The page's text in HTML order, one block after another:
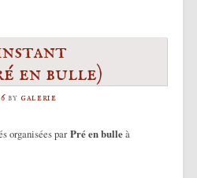
en bulle)
bygalerie
organisées parPré en bulleà